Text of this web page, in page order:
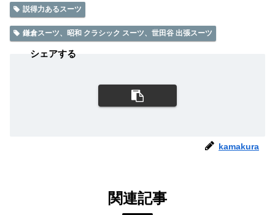
説得力あるスーツ
鎌倉スーツ、昭和 クラシック スーツ、世田谷 出張スーツ
シェアする
kamakura
関連記事